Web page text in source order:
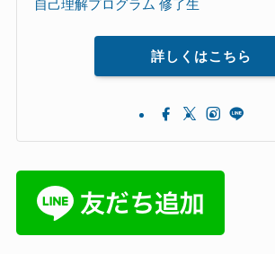
自己理解プログラム 修了生
詳しくはこちら